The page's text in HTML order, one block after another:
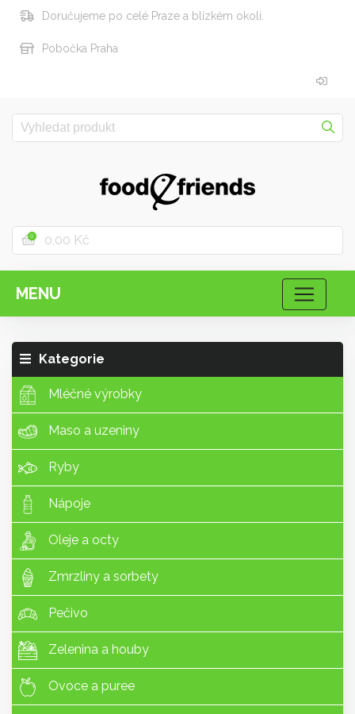
Doručujeme po celé Praze a blízkém okolí.
Pobočka Praha
0 0,00 Kč
MENU
Kategorie
Mléčné výrobky
Maso a uzeniny
Ryby
Nápoje
Oleje a octy
Zmrzliny a sorbety
Pečivo
Zelenina a houby
Ovoce a puree